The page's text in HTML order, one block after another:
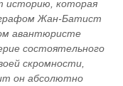
историю, которая
Жан-Батист
авантюристе
состоятельного
скромности,
он абсолютно